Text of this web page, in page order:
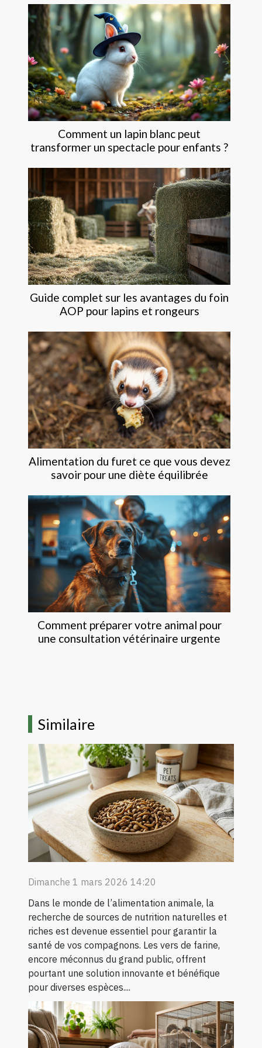
Comment un lapin blanc peut
transformer un spectacle pour enfants ?
Guide complet sur les avantages du foin
AOP pour lapins et rongeurs
Alimentation du furet ce que vous devez
savoir pour une diète équilibrée
Comment préparer votre animal pour
une consultation vétérinaire urgente
Similaire
Dimanche 1 mars 2026 14:20
Dans le monde de l’alimentation animale, la
recherche de sources de nutrition naturelles et
riches est devenue essentiel pour garantir la
santé de vos compagnons. Les vers de farine,
encore méconnus du grand public, offrent
pourtant une solution innovante et bénéfique
pour diverses espèces....